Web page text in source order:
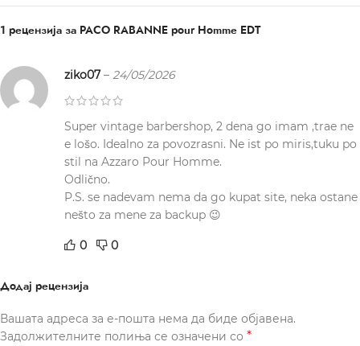
1 рецензија за PACO RABANNE pour Homme EDT
ziko07– 24/05/2026
Super vintage barbershop, 2 dena go imam ,trae ne
e lošo. Idealno za povozrasni. Ne ist po miris,tuku po
stil na Azzaro Pour Homme.
Odlično.
P.S. se nadevam nema da go kupat site, neka ostane
nešto za mene za backup 😉
0 0
Додај рецензија
Вашата адреса за е-пошта нема да биде објавена.
Задолжителните полиња се означени со *